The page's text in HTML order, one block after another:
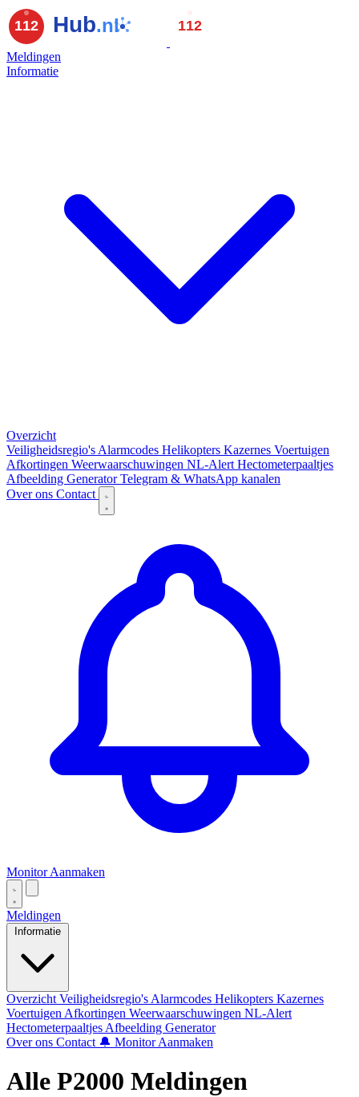
Meldingen
Informatie
Overzicht
Veiligheidsregio's Alarmcodes Helikopters Kazernes Voertuigen
Afkortingen Weerwaarschuwingen NL-Alert Hectometerpaaltjes
Afbeelding GeneratorTelegram & WhatsApp kanalen
Over ons Contact
Monitor Aanmaken
Meldingen
Informatie
Overzicht Veiligheidsregio's Alarmcodes Helikopters Kazernes
Voertuigen Afkortingen Weerwaarschuwingen NL-Alert
Hectometerpaaltjes Afbeelding Generator
Over ons Contact 🔔 Monitor Aanmaken
Alle P2000 Meldingen